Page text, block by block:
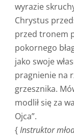
wyrazie
Chrystus
przed tronem
pokornego
jako swoje
pragnienie na
grzesznika.
modlił się za
Ojca”.
{Instruktor